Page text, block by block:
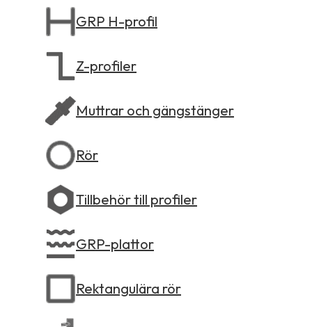
GRP H-profil
Z-profiler
Muttrar och gängstänger
Rör
Tillbehör till profiler
GRP-plattor
Rektangulära rör